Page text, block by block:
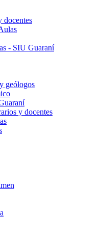
docentes
- SIU Guaraní
geólogos
y docentes